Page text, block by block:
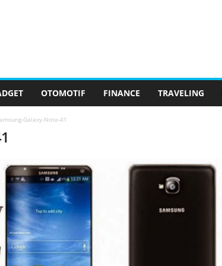
OTOMOTIF FINANCE TRAVELING
Galaxy-Note-41